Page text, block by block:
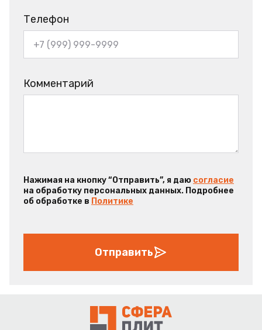
Телефон
Комментарий
Нажимая на кнопку “Отправить”, я даю согласие
на обработку персональных данных. Подробнее
об обработке в Политике
Отправить